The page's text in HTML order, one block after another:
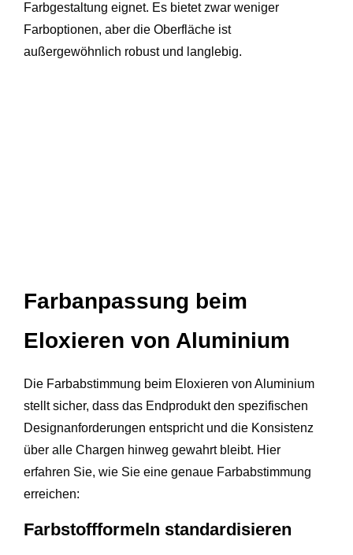
Farbgestaltung eignet. Es bietet zwar weniger
Farboptionen, aber die Oberfläche ist
außergewöhnlich robust und langlebig.
Farbanpassung beim
Eloxieren von Aluminium
Die Farbabstimmung beim Eloxieren von Aluminium
stellt sicher, dass das Endprodukt den spezifischen
Designanforderungen entspricht und die Konsistenz
über alle Chargen hinweg gewahrt bleibt. Hier
erfahren Sie, wie Sie eine genaue Farbabstimmung
erreichen:
Farbstoffformeln standardisieren